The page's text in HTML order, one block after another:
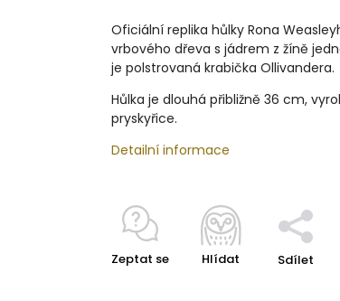
Oficiální replika hůlky Rona
vrbového dřeva s jádrem z žíně
je polstrovaná krabička Ollivandera.
Hůlka je dlouhá přibližně 36 cm,
pryskyřice.
Detailní informace
Zeptat se Hlídat Sdílet